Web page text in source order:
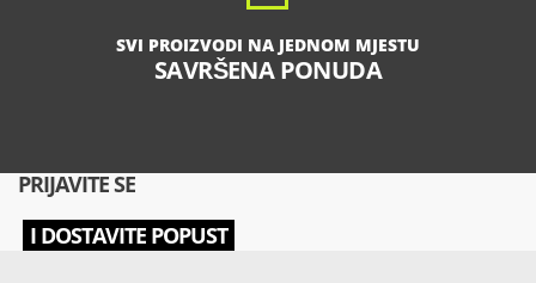
SVI PROIZVODI NA JEDNOM MJESTU
SAVRŠENA PONUDA
PRIJAVITE SE
I DOSTAVITE POPUST